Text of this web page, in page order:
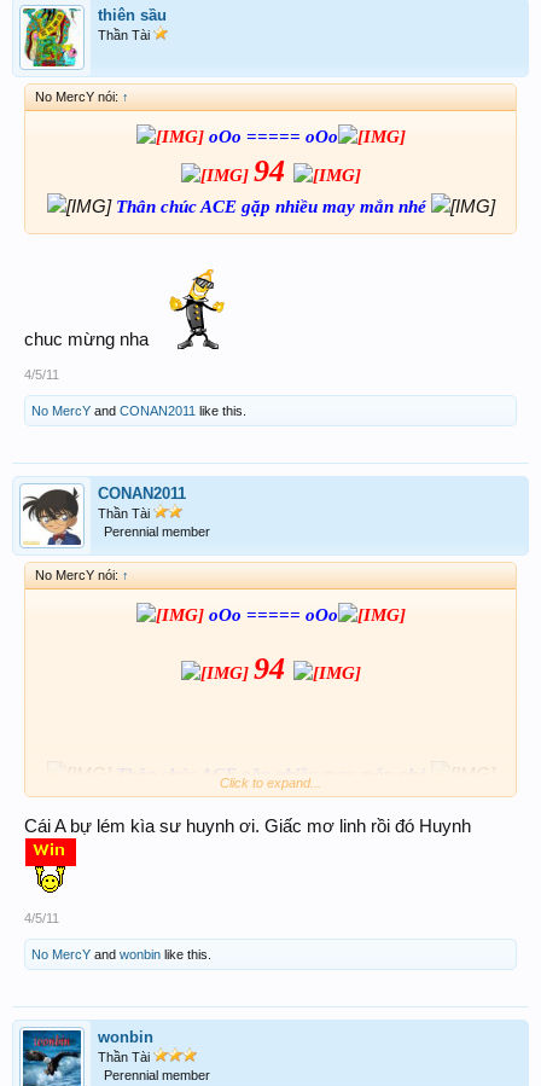
thiên sầu
Thần Tài
No MercY nói: ↑
oOo ===== oOo
94
Thân chúc ACE gặp nhiều may mắn nhé
chuc mừng nha
4/5/11
No MercY and CONAN2011 like this.
CONAN2011
Thần Tài
Perennial member
No MercY nói: ↑
oOo ===== oOo
94
Thân chúc ACE gặp nhiều may mắn nhé
Click to expand...
Cái A bự lém kìa sư huynh ơi. Giấc mơ linh rồi đó Huynh
4/5/11
No MercY and wonbin like this.
wonbin
Thần Tài
Perennial member